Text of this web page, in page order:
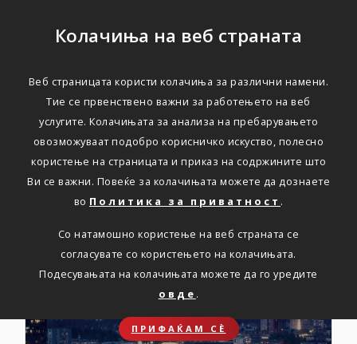
Колачиња на веб страната
Веб страницата користи колачиња за различни намени.
Тие се првенствено важни за работењето на веб
услугите. Колачињата за анализа на пребарувањето
овозможуваат подобро корисничко искуство, полесно
користење на страницата и приказ на содржините што
Ви се важни. Повеќе за колачињата можете да дознаете
во Политика за приватност .
Со натамошно користење на веб страната се
согласувате со користењето на колачињата.
Подесувањата на колачињата можете да го уредите
овде .
ПРИФАЌАМ СЀ
ПОВОЛНОСТИ
Проверете ги бројните
поволности